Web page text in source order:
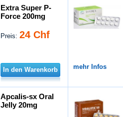
Extra Super P-
Force 200mg
Preis:24 Chf
In den Warenkorb mehr Infos
Apcalis-sx Oral
Jelly 20mg